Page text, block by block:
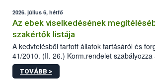
2026. július 6, hétfő
Az ebek viselkedésének
szakértők listája
A kedvtelésből tartott állatok tartásáról és
41/2010. (II. 26.) Korm.rendelet szabályozza
sérülés, illetve ennek veszélye
hatósági feladatokat, valamint a veszélyes eb
TOVÁBB >